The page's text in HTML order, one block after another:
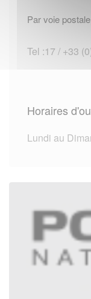
Par voie
Tel :17 / +33
Horaires
Lundi au